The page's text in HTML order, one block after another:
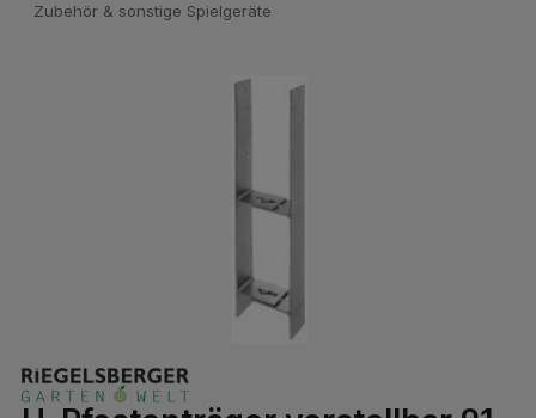
Zubehör & sonstige Spielgeräte